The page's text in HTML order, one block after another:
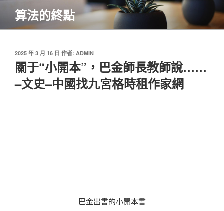
主
算法的終點
發
佈
於
2025 年 3 月 16 日 作者: ADMIN
關于“小開本”，巴金師長教師說……
–文史–中國找九宮格時租作家網
巴金出書的小開本書